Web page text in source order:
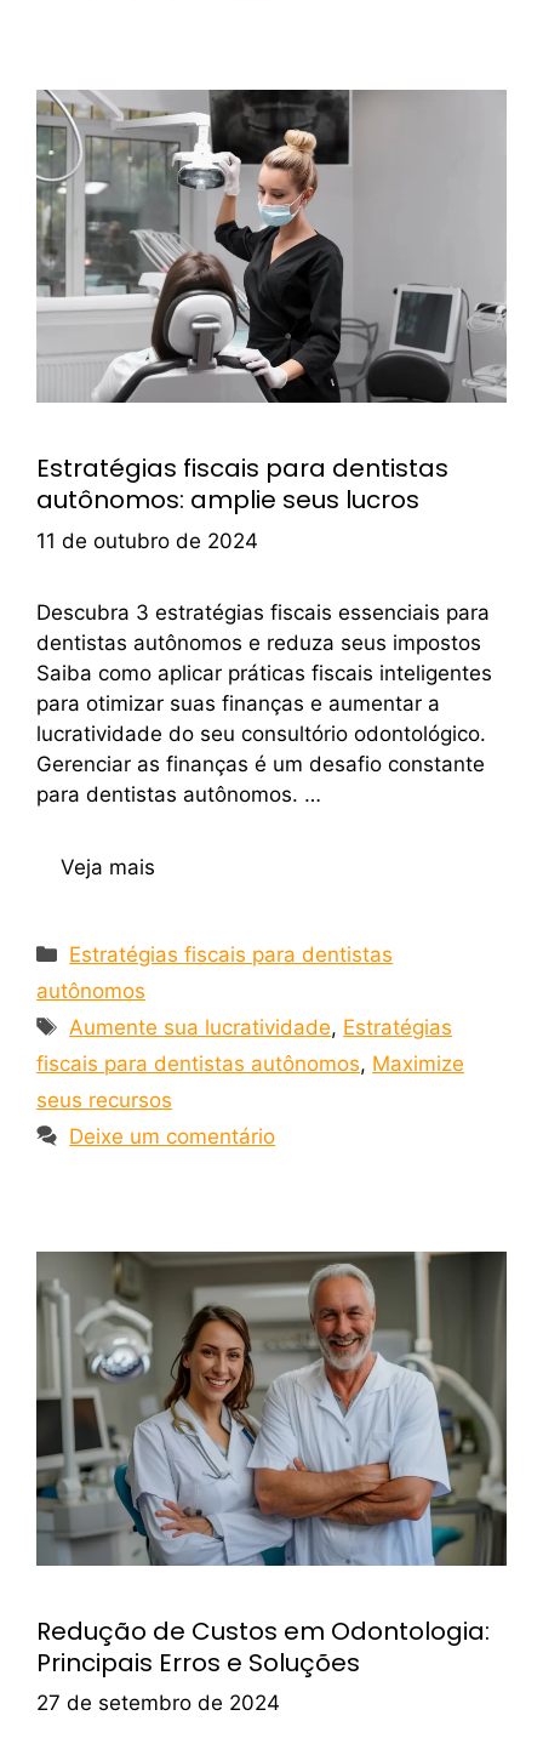
Estratégias fiscais para dentistas
autônomos: amplie seus lucros
11 de outubro de 2024
Descubra 3 estratégias fiscais essenciais para
dentistas autônomos e reduza seus impostos
Saiba como aplicar práticas fiscais inteligentes
para otimizar suas finanças e aumentar a
lucratividade do seu consultório odontológico.
Gerenciar as finanças é um desafio constante
para dentistas autônomos. …
Veja mais
Estratégias fiscais para dentistas
autônomos
Aumente sua lucratividade, Estratégias
fiscais para dentistas autônomos, Maximize
seus recursos
Deixe um comentário
Redução de Custos em Odontologia:
Principais Erros e Soluções
27 de setembro de 2024